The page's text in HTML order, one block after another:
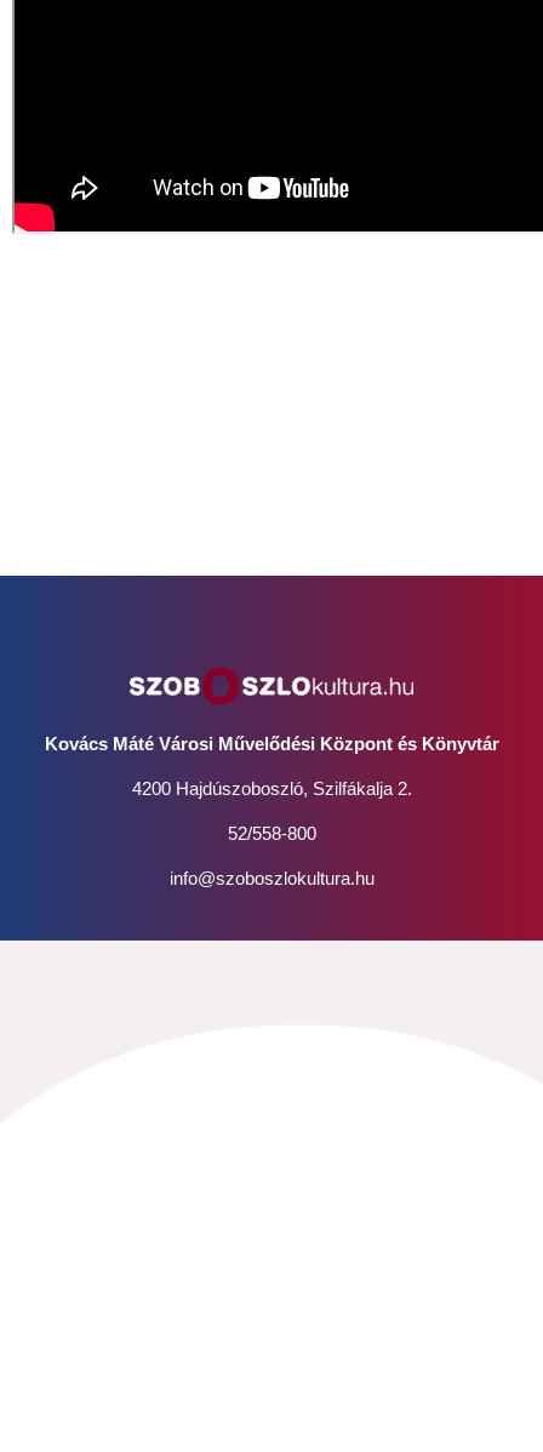
Kovács Máté Városi Művelődési Központ és Könyvtár
4200 Hajdúszoboszló, Szilfákalja 2.
52/558-800
info@szoboszlokultura.hu